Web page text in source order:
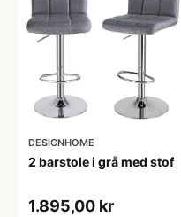
DESIGNHOME
2 barstole i grå med stof
1.895,00 kr